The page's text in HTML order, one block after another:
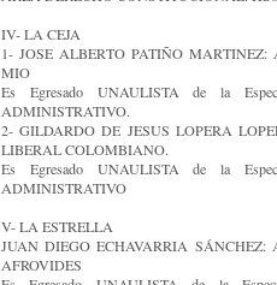
IV- LA CEJA
1- JOSE ALBERTO PATIÑO
MIO
Es Egresado UNAULISTA de la
ADMINISTRATIVO.
2- GILDARDO DE JESUS LOPERA
LIBERAL COLOMBIANO.
Es Egresado UNAULISTA de la
ADMINISTRATIVO
V- LA ESTRELLA
JUAN DIEGO ECHAVARRIA
AFROVIDES